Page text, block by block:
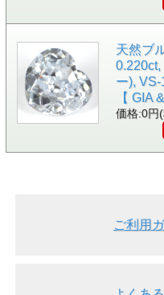
▲側面画像画像ではツ
ますが、実際はブラック一
色です。ガードル部分に
レポートナンバーなどの
印がされています。
▲ルースケースイメージ
天然ブ
ー),
【 GIA
価格:0円
ご利用